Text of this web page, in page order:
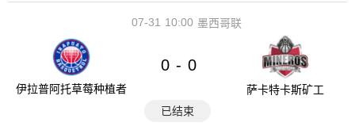
10:00
07-31 墨西哥联
伊拉普阿托草莓种植者
0 - 0
萨卡特卡斯矿工
已结束